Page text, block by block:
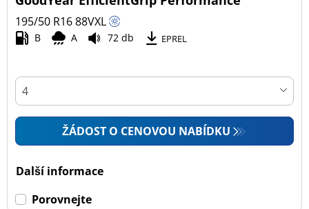
195/50 R1688VXL
B A 72 db EPREL
ŽÁDOST O CENOVOU NABÍDKU
Další informace
Porovnejte